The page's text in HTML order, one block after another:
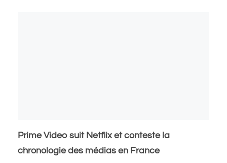
Prime Video suit Netflix et conteste la
chronologie des médias en France